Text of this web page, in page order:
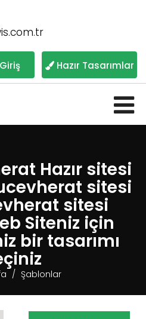
Hazır Tasarımlar
Giriş
Hazır sitesi
sitesi
sitesi
Siteniz için
bir tasarımı
Şablonlar